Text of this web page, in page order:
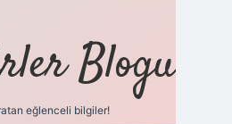
Blogu
eğlenceli bilgiler!